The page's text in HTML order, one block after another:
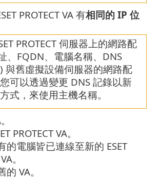
PROTECT VA 有相同的 IP 位
PROTECT 伺服器上的網路配
、FQDN、電腦名稱、DNS
與舊虛擬設備伺服器的網路配
可以透過變更 DNS 記錄以新
式，來使用主機名稱。
PROTECT VA。
的電腦皆已連線至新的 ESET
。
VA。